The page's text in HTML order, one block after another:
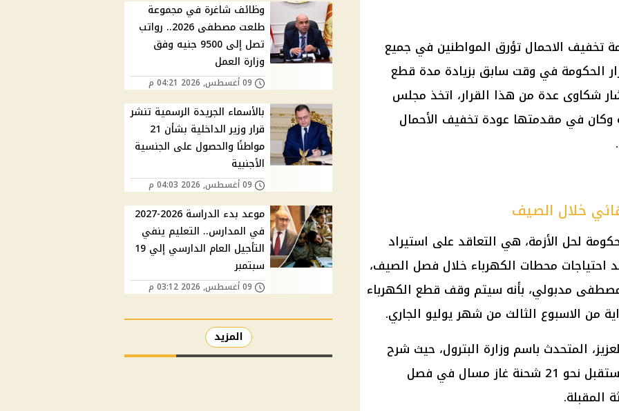
تخفيف الاحمال تؤرق المواطنين في جميع
الحكومة في وقت سابق بزيادة مدة قطع
شكاوى عدة من هذا القرار، اتخذ مجلس
وكان في مقدمتها عودة تخفيف الأحمال
خلال الصيف
لحل الأزمة، هي التعاقد على استيراد
احتياجات محطات الكهرباء خلال فصل الصيف،
مصطفى مدبولي، بأنه سيتم وقف قطع الكهرباء
من الاسبوع الثالث من شهر يوليو الجاري.
المتحدث باسم وزارة البترول، حيث شرح
21 شحنة
غازمسال في فصل
المقبلة.
وظائف شاغرة في مجموعة
طلعت مصطفى 2026.. رواتب
تصل إلى 9500 جنيه وفق
وزارة العمل
09 أغسطس, 2026 04:21 م
بالأسماء الجريدة الرسمية تنشر
قرار وزير الداخلية بشأن 21
مواطنًا والحصول على الجنسية
الأجنبية
09 أغسطس, 2026 04:03 م
موعد بدء الدراسة 2026-2027
في المدارس.. التعليم ينفي
التأجيل العام الدارسي إلي 19
سبتمبر
09 أغسطس, 2026 03:12 م
المزيد